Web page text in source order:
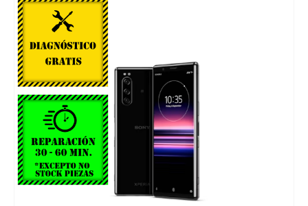
al
final
de
la
galería
de
imágenes